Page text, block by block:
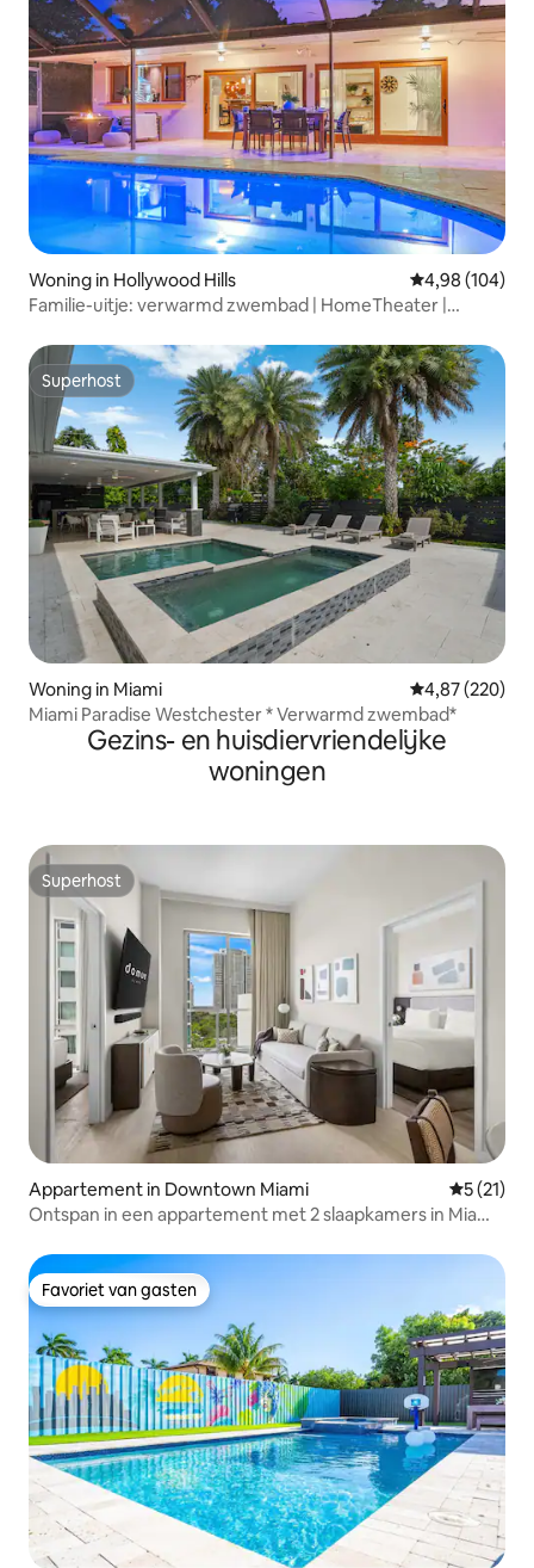
Woning in Hollywood Hills Gemiddelde
4,98 (104)
Familie-uitje: verwarmd zwembad | HomeTheater |
Superhost
Superhost
Woning in Miami Gemiddelde
4,87 (220)
Miami Paradise Westchester * Verwarmd zwembad*
Gezins- en huisdiervriendelijke
woningen
Superhost
Superhost
Appartement in Downtown Miami
5 (21)
Ontspan in een appartement met 2 slaapkamers in Miami,
Favoriet van gasten
Favoriet van gasten